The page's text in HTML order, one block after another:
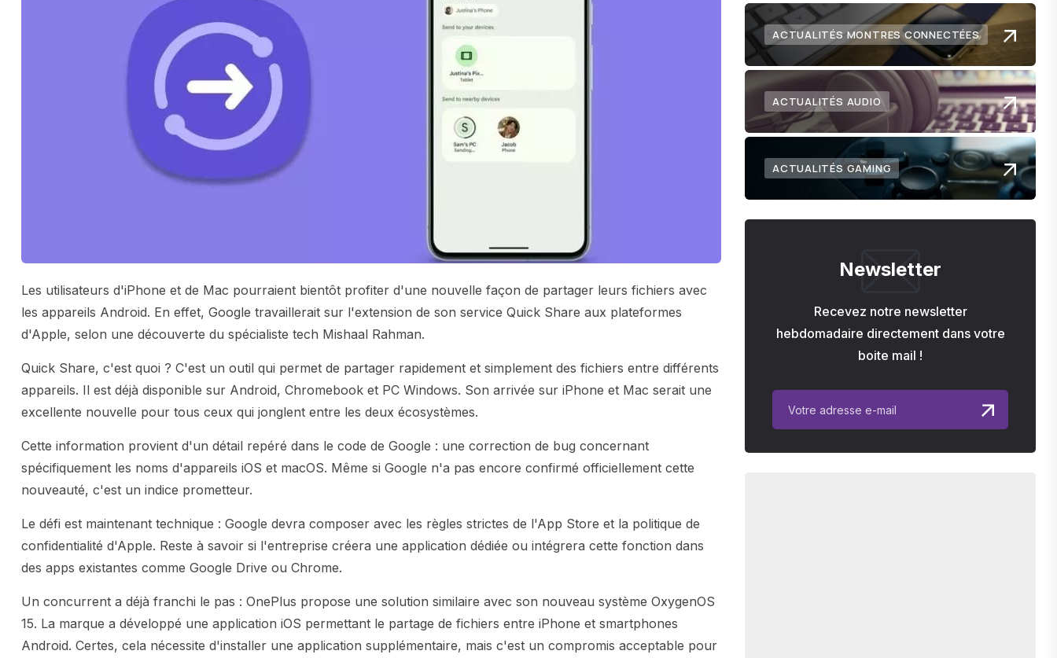
Les utilisateurs d'iPhone et de Mac pourraient bientôt profiter d'une nouvelle façon de partager leurs fichiers avec
les appareils Android. En effet, Google travaillerait sur l'extension de son service Quick Share aux plateformes
d'Apple, selon une découverte du spécialiste tech Mishaal Rahman.
Quick Share, c'est quoi ? C'est un outil qui permet de partager rapidement et simplement des fichiers entre différents
appareils. Il est déjà disponible sur Android, Chromebook et PC Windows. Son arrivée sur iPhone et Mac serait une
excellente nouvelle pour tous ceux qui jonglent entre les deux écosystèmes.
Cette information provient d'un détail repéré dans le code de Google : une correction de bug concernant
spécifiquement les noms d'appareils iOS et macOS. Même si Google n'a pas encore confirmé officiellement cette
nouveauté, c'est un indice prometteur.
Le défi est maintenant technique : Google devra composer avec les règles strictes de l'App Store et la politique de
confidentialité d'Apple. Reste à savoir si l'entreprise créera une application dédiée ou intégrera cette fonction dans
des apps existantes comme Google Drive ou Chrome.
Un concurrent a déjà franchi le pas : OnePlus propose une solution similaire avec son nouveau système OxygenOS
15. La marque a développé une application iOS permettant le partage de fichiers entre iPhone et smartphones
Android. Certes, cela nécessite d'installer une application supplémentaire, mais c'est un compromis acceptable pour
ACTUALITÉS MONTRES CONNECTÉES
ACTUALITÉS AUDIO
ACTUALITÉS GAMING
Newsletter
Recevez notre newsletter
hebdomadaire directement dans votre
boite mail !